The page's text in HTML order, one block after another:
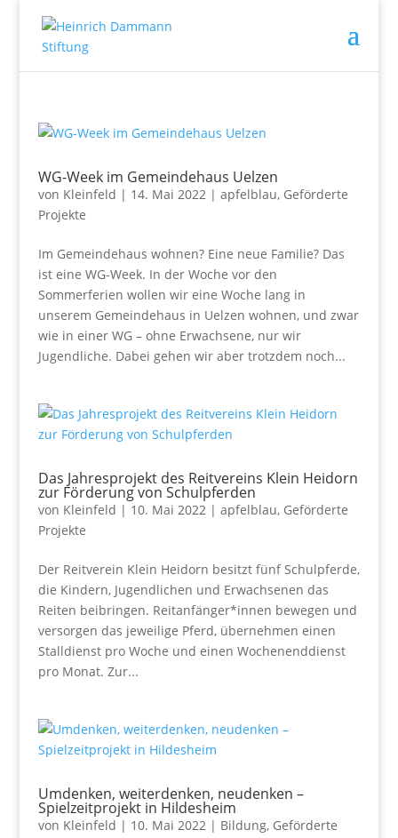
WG-Week im Gemeindehaus Uelzen
von Kleinfeld | 14. Mai 2022| apfelblau, Geförderte
Projekte
Im Gemeindehaus wohnen? Eine neue Familie? Das
ist eine WG-Week. In der Woche vor den
Sommerferien wollen wir eine Woche lang in
unserem Gemeindehaus in Uelzen wohnen, und zwar
wie in einer WG – ohne Erwachsene, nur wir
Jugendliche. Dabei gehen wir aber trotzdem noch...
Das Jahresprojekt des Reitvereins Klein Heidorn
zur Förderung von Schulpferden
von Kleinfeld | 10. Mai 2022| apfelblau, Geförderte
Projekte
Der Reitverein Klein Heidorn besitzt fünf Schulpferde,
die Kindern, Jugendlichen und Erwachsenen das
Reiten beibringen. Reitanfänger*innen bewegen und
versorgen das jeweilige Pferd, übernehmen einen
Stalldienst pro Woche und einen Wochenenddienst
pro Monat. Zur...
Umdenken, weiterdenken, neudenken –
Spielzeitprojekt in Hildesheim
von Kleinfeld | 10. Mai 2022| Bildung, Geförderte